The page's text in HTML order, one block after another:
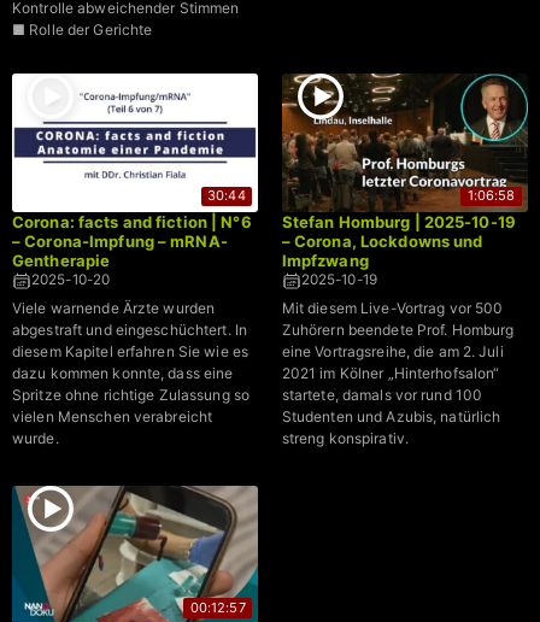
Kontrolle abweichender Stimmen
■ Rolle der Gerichte
30:44
Corona: facts and fiction | N°6
– Corona-Impfung – mRNA-
Gentherapie
2025-10-20
Viele warnende Ärzte wurden
abgestraft und eingeschüchtert. In
diesem Kapitel erfahren Sie wie es
dazu kommen konnte, dass eine
Spritze ohne richtige Zulassung so
vielen Menschen verabreicht
wurde.
1:06:58
Stefan Homburg | 2025-10-19
– Corona, Lockdowns und
Impfzwang
2025-10-19
Mit diesem Live-Vortrag vor 500
Zuhörern beendete Prof. Homburg
eine Vortragsreihe, die am 2. Juli
2021 im Kölner „Hinterhofsalon“
startete, damals vor rund 100
Studenten und Azubis, natürlich
streng konspirativ.
00:12:57